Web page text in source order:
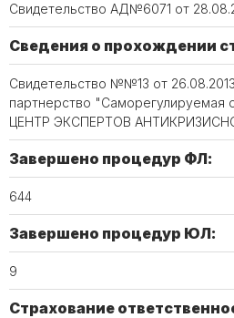
Свидетельство АД№6071 от
Сведения о прохождении
Свидетельство №№13 от
партнерство
ЦЕНТР ЭКСПЕРТОВ
Завершено процедур ФЛ:
644
Завершено процедур ЮЛ:
9
Страхование